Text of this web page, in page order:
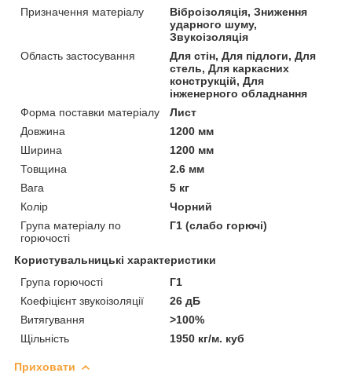
Призначення матеріалу
Віброізоляція, Зниження
ударного шуму,
Звукоізоляція
Область застосування
Для стін, Для підлоги, Для
стель, Для каркасних
конструкцій, Для
інженерного обладнання
Форма поставки матеріалу
Лист
Довжина
1200 мм
Ширина
1200 мм
Товщина
2.6 мм
Вага
5 кг
Колір
Чорний
Група матеріалу по
горючості
Г1 (слабо горючі)
Користувальницькі характеристики
Група горючості
Г1
Коефіцієнт звукоізоляції
26 дБ
Витягування
>100%
Щільність
1950 кг/м. куб
Приховати